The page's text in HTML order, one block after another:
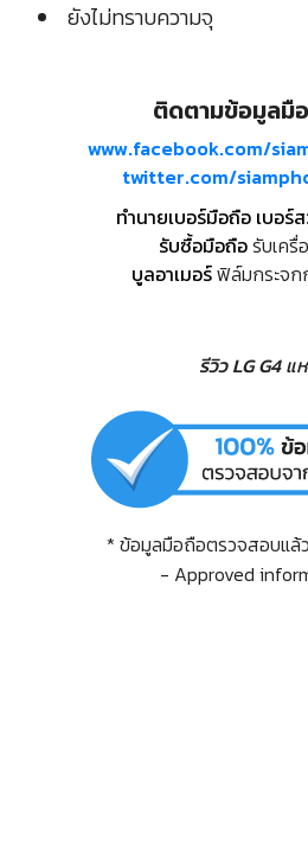
ยังไม่ทราบความจุ
ติดตามข้อมูลมื
www.facebook.com/
twitter.com/
ทำนายเบอร์มือถือ เบอร์
รับซื้อมือถือรับเครื่
บูลอาเมอร์ฟิล์มกระจ
รีวิว LG G4 แ
* ข้อมูลมือถือตรวจสอบแล้
- Approved